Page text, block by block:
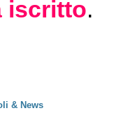
iscritto.
& News